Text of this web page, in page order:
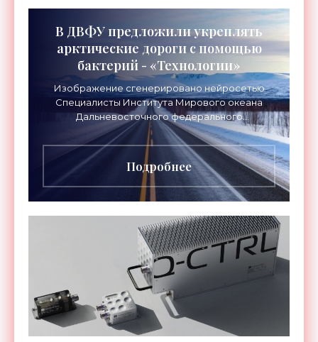
В ДВФУ предложили укреплять
арктические дороги с помощью
бактерий - «Технологии»
Изображение сгенерировано нейросетью
Специалисты Института Мирового океана
Дальневосточного федерального
университета (ДВФУ) предложили
перспективный способ упрочнения грунтов,
который
Подробнее